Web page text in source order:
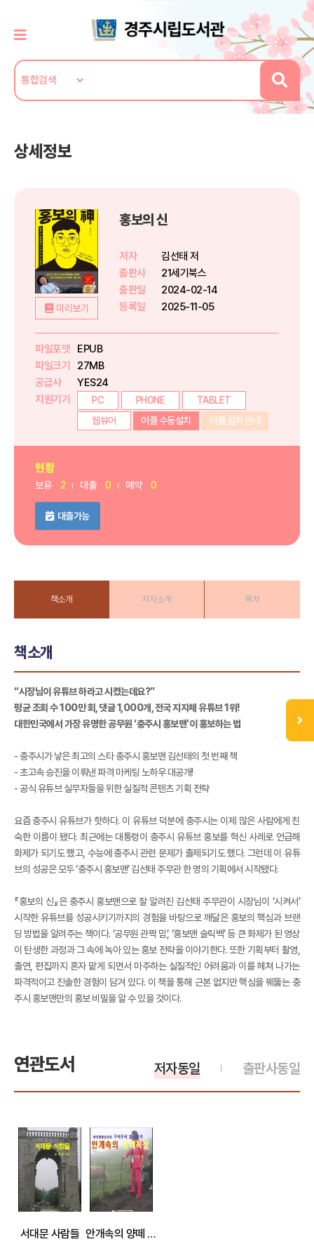
상세정보
미리보기
홍보의 신
저자
김선태 저
출판사
21세기북스
출판일
2024-02-14
등록일
2025-11-05
파일포맷
EPUB
파일크기
27MB
공급사
YES24
지원기기
PC PHONE
TABLET
웹뷰어
어플 수동설치 어플 설치 안내
현황
보유 2 대출 0 예약 0
대출가능
책소개 저자소개 목차
책소개
“시장님이 유튜브 하라고 시켰는데요?”
평균 조회 수 100만 회, 댓글 1,000개, 전국 지자체 유튜브 1위!
대한민국에서 가장 유명한 공무원 ‘충주시 홍보맨’이 홍보하는 법
- 충주시가 낳은 최고의 스타 충주시 홍보맨 김선태의 첫 번째 책
- 초고속 승진을 이뤄낸 파격 마케팅 노하우 대공개!
- 공식 유튜브 실무자들을 위한 실질적 콘텐츠 기획 전략
요즘 충주시 유튜브가 핫하다. 이 유튜브 덕분에 충주시는 이제 많은 사람에게 친
숙한 이름이 됐다. 최근에는 대통령이 충주시 유튜브 홍보를 혁신 사례로 언급해
화제가 되기도 했고, 수능에 충주시 관련 문제가 출제되기도 했다. 그런데 이 유튜
브의 성공은 모두 ‘충주시 홍보맨’ 김선태 주무관 한 명의 기획에서 시작됐다.
『홍보의 신』은 충주시 홍보맨으로 잘 알려진 김선태 주무관이 시장님이 ‘시켜서’
시작한 유튜브를 성공시키기까지의 경험을 바탕으로 깨달은 홍보의 핵심과 브랜
딩 방법을 알려주는 책이다. ‘공무원 관짝 밈’, ‘홍보맨 슬릭백’ 등 큰 화제가 된 영상
이 탄생한 과정과 그 속에 녹아 있는 홍보 전략을 이야기한다. 또한 기획부터 촬영,
출연, 편집까지 혼자 맡게 되면서 마주하는 실질적인 어려움과 이를 헤쳐 나가는
파격적이고 진솔한 경험이 담겨 있다. 이 책을 통해 근본 없지만 핵심을 꿰뚫는 충
주시 홍보맨만의 홍보 비밀을 알 수 있을 것이다.
연관도서 출판사동일
저자동일
서대문 사람들 안개속의 양떼 목장